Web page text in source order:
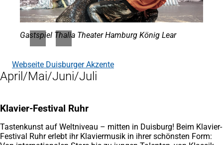
Gastspiel Thalia Theater Hamburg König Lear
Webseite Duisburger Akzente
(Öffnet
in
einem
Tab)
April/Mai/Juni/Juli
Klavier-Festival Ruhr
Tastenkunst auf Weltniveau – mitten in Duisburg! Beim Klavier-
Festival Ruhr erlebt ihr Klaviermusik in ihrer schönsten Form: